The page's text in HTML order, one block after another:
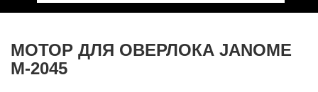
МОТОР ДЛЯ ОВЕРЛОКА JANOME
M-2045